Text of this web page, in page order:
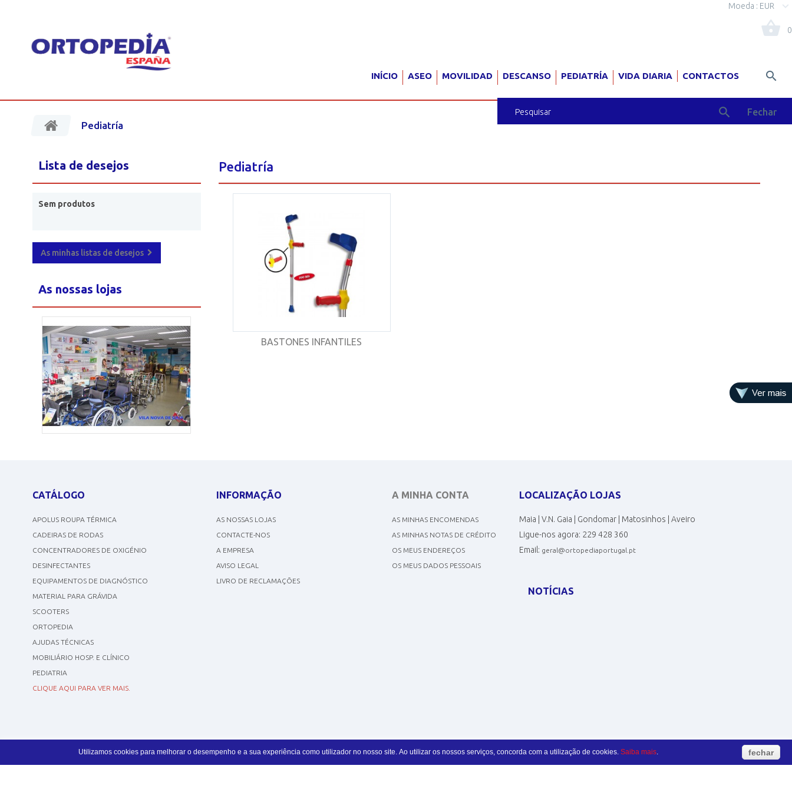
Utilizamos cookies para melhorar o desempenho e a sua experiência como utilizador no nosso site. Ao utilizar os nossos serviços, concorda com a utilização de cookies. Saiba mais. fechar
Moeda : EUR
0
Fechar
INÍCIO ASEO MOVILIDAD DESCANSO PEDIATRÍA VIDA DIARIA CONTACTOS
Pediatría
Pediatría
BASTONES INFANTILES
Lista de desejos
Sem produtos
As minhas listas de desejos
As nossas lojas
Loja Maia
CATÁLOGO
APOLUS ROUPA TÉRMICA
CADEIRAS DE RODAS
CONCENTRADORES DE OXIGÉNIO
DESINFECTANTES
EQUIPAMENTOS DE DIAGNÓSTICO
MATERIAL PARA GRÁVIDA
SCOOTERS
ORTOPEDIA
AJUDAS TÉCNICAS
MOBILIÁRIO HOSP. E CLÍNICO
PEDIATRIA
CLIQUE AQUI PARA VER MAIS.
INFORMAÇÃO
AS NOSSAS LOJAS
CONTACTE-NOS
A EMPRESA
AVISO LEGAL
LIVRO DE RECLAMAÇÕES
A MINHA CONTA
AS MINHAS ENCOMENDAS
AS MINHAS NOTAS DE CRÉDITO
OS MEUS ENDEREÇOS
OS MEUS DADOS PESSOAIS
LOCALIZAÇÃO LOJAS
Maia | V.N. Gaia | Gondomar | Matosinhos | Aveiro
Ligue-nos agora: 229 428 360
Email: geral@ortopediaportugal.pt
NOTÍCIAS